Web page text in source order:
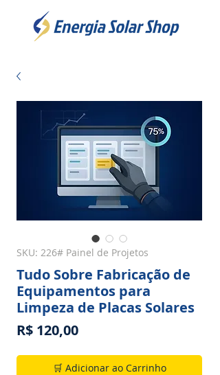
SKU: 226# Painel de Projetos
Tudo Sobre Fabricação de
Equipamentos para
Limpeza de Placas Solares
R$ 120,00Preço
🛒 Adicionar ao Carrinho